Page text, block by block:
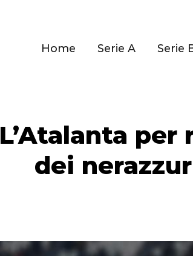
Home Serie A Serie
L’Atalanta
dei